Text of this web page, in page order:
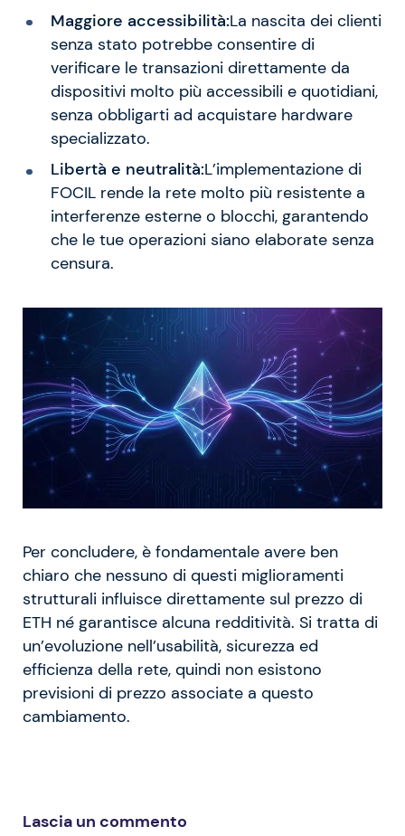
Maggiore accessibilità:La nascita dei clienti
senza stato potrebbe consentire di
verificare le transazioni direttamente da
dispositivi molto più accessibili e quotidiani,
senza obbligarti ad acquistare hardware
specializzato.
Libertà e neutralità:L’implementazione di
FOCIL rende la rete molto più resistente a
interferenze esterne o blocchi, garantendo
che le tue operazioni siano elaborate senza
censura.
Per concludere, è fondamentale avere ben
chiaro che nessuno di questi miglioramenti
strutturali influisce direttamente sul prezzo di
ETH né garantisce alcuna redditività. Si tratta di
un’evoluzione nell’usabilità, sicurezza ed
efficienza della rete, quindi non esistono
previsioni di prezzo associate a questo
cambiamento.
Lascia un commento